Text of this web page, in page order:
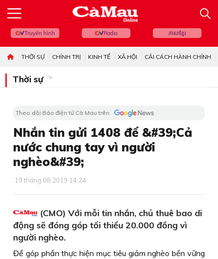
Truyền hình Radio ភាសាខ្មែរ
THỜI SỰ CHÍNH TRỊ KINH TẾ XÃ HỘI CẢI CÁCH HÀNH CHÍNH
Thời sự
Theo dõi Báo điện tử Cà Mau trên
Nhắn tin gửi 1408 để &#39;Cả
nước chung tay vì người
nghèo&#39;
19 tháng 08 2019 14:24
(CMO) Với mỗi tin nhắn, chủ thuê bao di
động sẽ đóng góp tối thiểu 20.000 đồng vì
người nghèo.
Để góp phần thực hiện mục tiêu giảm nghèo bền vững